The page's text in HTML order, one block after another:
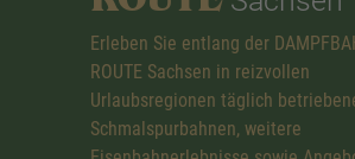
Erleben Sie entlang der
ROUTE Sachsen in reizvollen
Urlaubsregionen täglich
Schmalspurbahnen, weitere